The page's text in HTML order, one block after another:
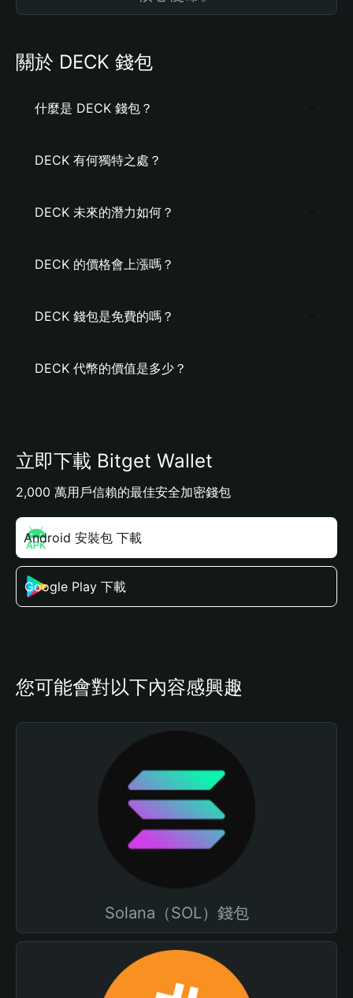
關於 DECK 錢包
什麼是 DECK 錢包？
DECK 有何獨特之處？
DECK 未來的潛力如何？
DECK 的價格會上漲嗎？
DECK 錢包是免費的嗎？
DECK 代幣的價值是多少？
立即下載 Bitget Wallet
2,000 萬用戶信賴的最佳安全加密錢包
Android 安裝包 下載
Google Play 下載
您可能會對以下內容感興趣
Solana（SOL）錢包